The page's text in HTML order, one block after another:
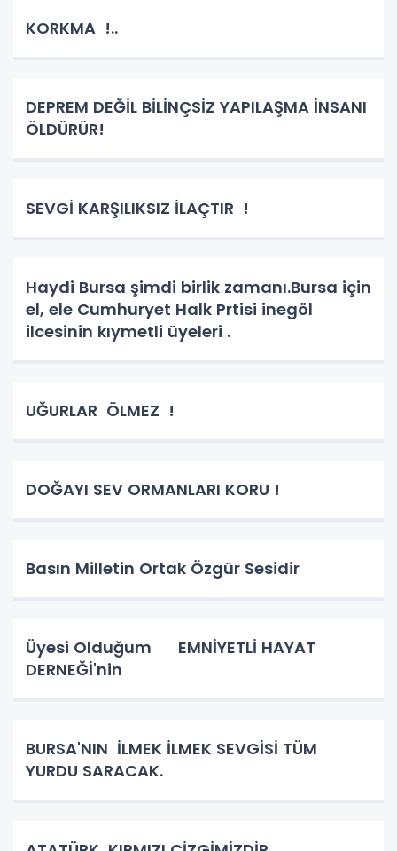
KORKMA !..
DEPREM DEĞİL BİLİNÇSİZ YAPILAŞMA İNSANI
ÖLDÜRÜR!
SEVGİ KARŞILIKSIZ İLAÇTIR !
Haydi Bursa şimdi birlik zamanı.Bursa için
el, ele Cumhuryet Halk Prtisi inegöl
ilcesinin kıymetli üyeleri .
UĞURLAR ÖLMEZ !
DOĞAYI SEV ORMANLARI KORU !
Basın Milletin Ortak Özgür Sesidir
Üyesi Olduğum EMNİYETLİ HAYAT
DERNEĞİ'nin
BURSA'NIN İLMEK İLMEK SEVGİSİ TÜM
YURDU SARACAK.